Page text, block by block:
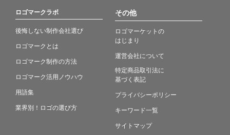
ロゴマークラボ
後悔しない制作会社選び
ロゴマークとは
ロゴマーク制作の方法
ロゴマーク活用ノウハウ
用語集
業界別！ロゴの選び方
その他
ロゴマーケットの
はじまり
運営会社について
特定商品取引法に
基づく表記
プライバシーポリシー
キーワード一覧
サイトマップ